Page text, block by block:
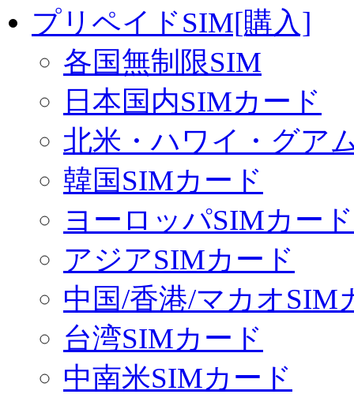
プリペイドSIM[購入]
各国無制限SIM
日本国内SIMカード
北米・ハワイ・グア
韓国SIMカード
ヨーロッパSIMカード
アジアSIMカード
中国/香港/マカオSIM
台湾SIMカード
中南米SIMカード